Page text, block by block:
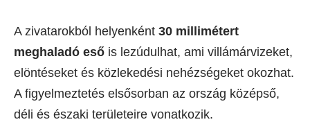
A zivatarokból helyenként 30 millimétert
meghaladó eső is lezúdulhat, ami villámárvizeket,
elöntéseket és közlekedési nehézségeket okozhat.
A figyelmeztetés elsősorban az ország középső,
déli és északi területeire vonatkozik.